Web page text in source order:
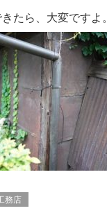
たら、大変ですよ。
務店